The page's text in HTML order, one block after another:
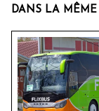
DANS LA MÊME